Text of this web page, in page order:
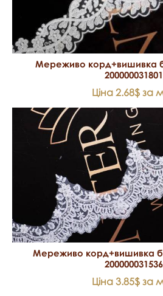
Мереживо корд+вишивка
Ціна 2.68$ за
Мереживо корд+вишивка
Ціна 3.85$ за